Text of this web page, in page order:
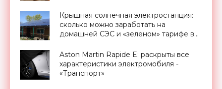
Крышная солнечная электростанция:
сколько можно заработать на
домашней СЭС и «зеленом» тарифе в
Aston Martin Rapide E: раскрыты все
характеристики электромобиля -
«Транспорт»